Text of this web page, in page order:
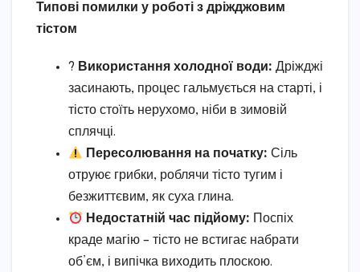
Типові помилки у роботі з дріжджовим
тістом
? Використання холодної води: Дріжджі
засинають, процес гальмується на старті, і
тісто стоїть нерухомо, ніби в зимовій
сплячці.
Пересолювання на початку: Сіль
отруює грибки, роблячи тісто тугим і
безжиттєвим, як суха глина.
Недостатній час підйому: Поспіх
краде магію – тісто не встигає набрати
об’єм, і випічка виходить плоскою.